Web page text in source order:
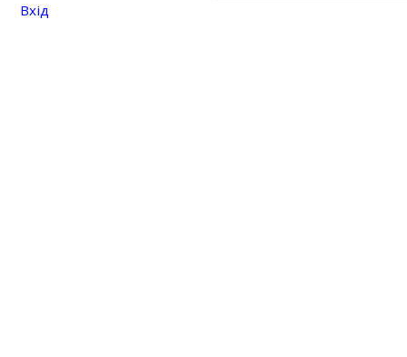
Вхід